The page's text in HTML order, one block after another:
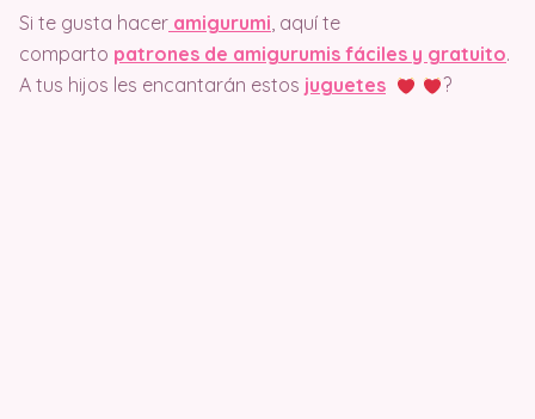
Si te gusta hacer amigurumi, aquí te
comparto patrones de amigurumis fáciles y gratuito.
A tus hijos les encantarán estos juguetes ?